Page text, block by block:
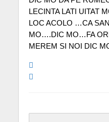
LECINTA LATI UITAT
LOC ACOLO …CA
MO….DIC MO…FA
MEREM SI NOI DIC